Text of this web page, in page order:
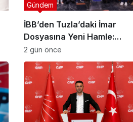
İBB’den Tuzla’daki İmar
Dosyasına Yeni Hamle:
“Mesele Siyaset Değil, Kamu
Yararı”
Gündem
2 gün önce